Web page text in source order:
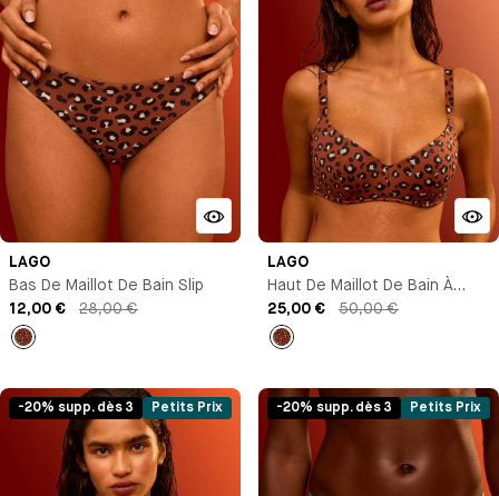
LAGO
Bas De Maillot De Bain Slip
12,00 €
28,00 €
Imprimé
LAGO
Haut De Maillot De Bain À
Coques
25,00 € 50,00 €
Imprimé
-20% supp. dès 3 Petits Prix -20% supp. dès 3 Petits Prix